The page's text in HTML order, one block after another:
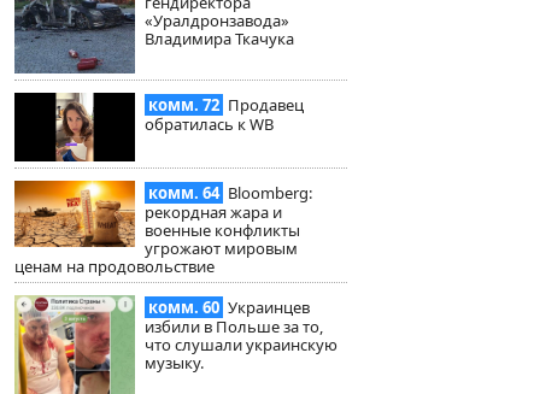
«Уралдронзавода»
Владимира Ткачука
комм. 72 Продавец
обратилась к WB
комм. 64 Bloomberg:
рекордная жара и
военные конфликты
угрожают мировым
ценам на продовольствие
комм. 60 Украинцев
избили в Польше за то,
что слушали украинскую
музыку.